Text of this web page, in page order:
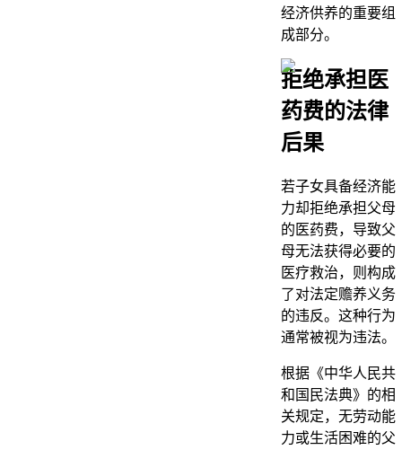
经济供养的重要组
成部分。
拒绝承担医
药费的法律
后果
若子女具备经济能
力却拒绝承担父母
的医药费，导致父
母无法获得必要的
医疗救治，则构成
了对法定赡养义务
的违反。这种行为
通常被视为违法。
根据《中华人民共
和国民法典》的相
关规定，无劳动能
力或生活困难的父